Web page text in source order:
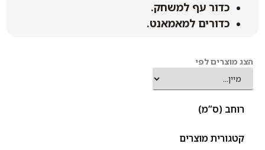
כדור עף למשחק.
כדורים למאמאנט.
הצג מוצרים לפי
רוחב (ס”מ)
קטגורית מוצרים